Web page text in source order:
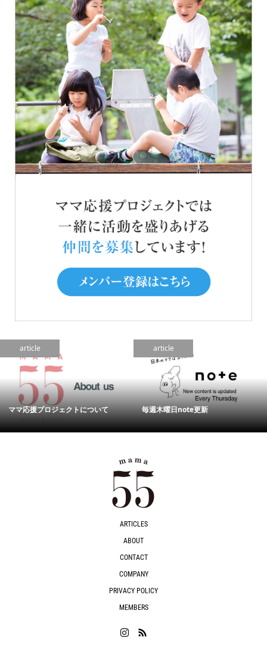
article
ママ応援プロジェクトについて
article
毎週木曜日note更新
ARTICLES
ABOUT
CONTACT
COMPANY
PRIVACY POLICY
MEMBERS